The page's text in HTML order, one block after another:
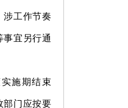
涉工作节奏
事宜另行通
施期结束
部门应按要